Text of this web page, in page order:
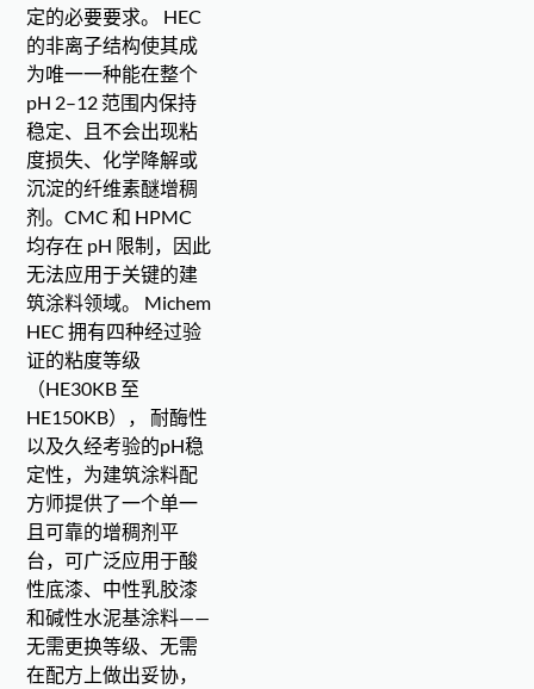
定的必要要求。 HEC
的非离子结构使其成
为唯一一种能在整个
pH 2–12 范围内保持
稳定、且不会出现粘
度损失、化学降解或
沉淀的纤维素醚增稠
剂。CMC 和 HPMC
均存在 pH 限制，因此
无法应用于关键的建
筑涂料领域。 Michem
HEC 拥有四种经过验
证的粘度等级
（HE30KB 至
HE150KB）， 耐酶性
以及久经考验的pH稳
定性，为建筑涂料配
方师提供了一个单一
且可靠的增稠剂平
台，可广泛应用于酸
性底漆、中性乳胶漆
和碱性水泥基涂料——
无需更换等级、无需
在配方上做出妥协，